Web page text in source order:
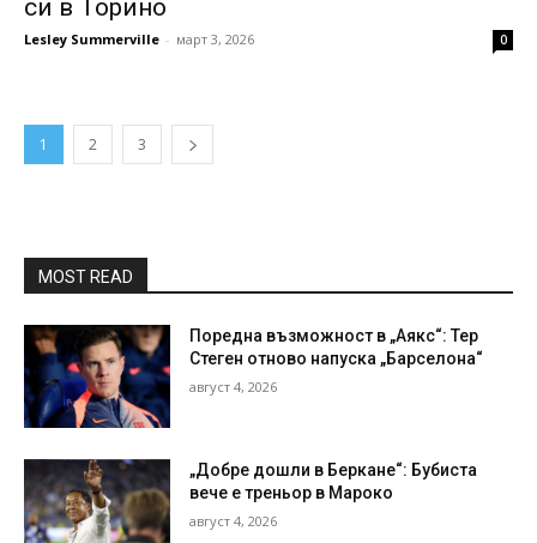
си в Торино
Lesley Summerville - март 3, 2026 0
1 2 3
MOST READ
Поредна възможност в „Аякс“: Тер
Стеген отново напуска „Барселона“
август 4, 2026
„Добре дошли в Беркане“: Бубиста
вече е треньор в Мароко
август 4, 2026